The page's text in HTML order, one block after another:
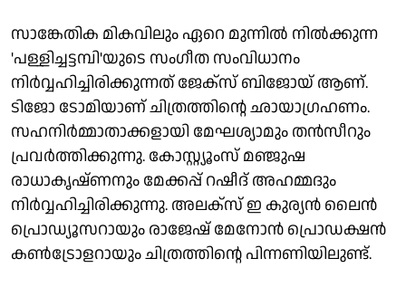
സാങ്കേതിക മികവിലും ഏറെ മുന്നില്‍ നില്‍ക്കുന്ന
'പള്ളിച്ചട്ടമ്പി'യുടെ സംഗീത സംവിധാനം
നിര്‍വ്വഹിച്ചിരിക്കുന്നത് ജേക്‌സ് ബിജോയ് ആണ്.
ടിജോ ടോമിയാണ് ചിത്രത്തിന്റെ ഛായാഗ്രഹണം.
സഹനിര്‍മ്മാതാക്കളായി മേഘശ്യാമും തന്‍സീറും
പ്രവര്‍ത്തിക്കുന്നു. കോസ്റ്റ്യൂംസ് മഞ്ജുഷ
രാധാകൃഷ്ണനും മേക്കപ്പ് റഷീദ് അഹമ്മദും
നിര്‍വ്വഹിച്ചിരിക്കുന്നു. അലക്‌സ് ഇ കുര്യന്‍ ലൈന്‍
പ്രൊഡ്യൂസറായും രാജേഷ് മേനോന്‍ പ്രൊഡക്ഷന്‍
കണ്‍ട്രോളറായും ചിത്രത്തിന്റെ പിന്നണിയിലുണ്ട്.